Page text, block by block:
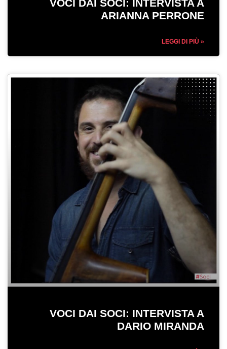
VOCI DAI SOCI: INTERVISTA A
ARIANNA PERRONE
LEGGI DI PIÙ »
VOCI DAI SOCI: INTERVISTA A
DARIO MIRANDA